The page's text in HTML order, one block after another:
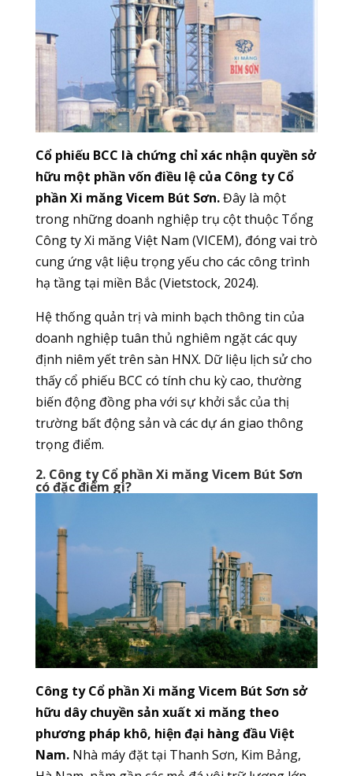
Cổ phiếu BCC là chứng chỉ xác nhận quyền sở
hữu một phần vốn điều lệ của Công ty Cổ
phần Xi măng Vicem Bút Sơn.Đây là một
trong những doanh nghiệp trụ cột thuộc Tổng
Công ty Xi măng Việt Nam (VICEM), đóng vai trò
cung ứng vật liệu trọng yếu cho các công trình
hạ tầng tại miền Bắc (Vietstock, 2024).
Hệ thống quản trị và minh bạch thông tin của
doanh nghiệp tuân thủ nghiêm ngặt các quy
định niêm yết trên sàn HNX. Dữ liệu lịch sử cho
thấy cổ phiếu BCC có tính chu kỳ cao, thường
biến động đồng pha với sự khởi sắc của thị
trường bất động sản và các dự án giao thông
trọng điểm.
2. Công ty Cổ phần Xi măng Vicem Bút Sơn
có đặc điểm gì?
Công ty Cổ phần Xi măng Vicem Bút Sơn sở
hữu dây chuyền sản xuất xi măng theo
phương pháp khô, hiện đại hàng đầu Việt
Nam.Nhà máy đặt tại Thanh Sơn, Kim Bảng,